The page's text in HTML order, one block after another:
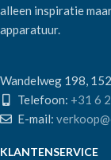
alleen inspiratie
apparatuur.
Wandelweg 198,
Telefoon: +31 6
E-mail:
KLANTENSERVICE